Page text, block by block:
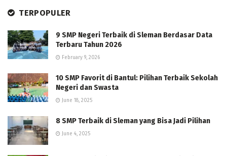
TERPOPULER
9 SMP Negeri Terbaik di Sleman Berdasar Data
Terbaru Tahun 2026
February 9, 2026
10 SMP Favorit di Bantul: Pilihan Terbaik Sekolah
Negeri dan Swasta
June 18, 2025
8 SMP Terbaik di Sleman yang Bisa Jadi Pilihan
June 4, 2025